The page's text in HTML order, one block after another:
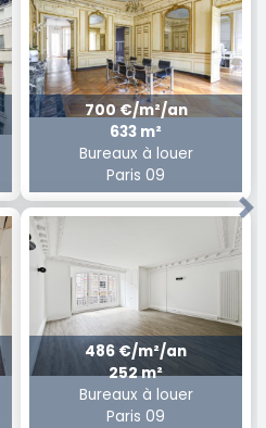
700 €/m²/an
633 m²
Bureaux à louer
Paris 09
486 €/m²/an
252 m²
Bureaux à louer
Paris 09